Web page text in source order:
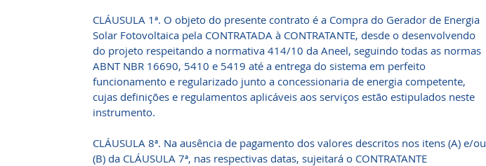
CLÁUSULA 1ª. O objeto do presente contrato é a Compra do Gerador de Energia
Solar Fotovoltaica pela CONTRATADA à CONTRATANTE, desde o desenvolvendo
do projeto respeitando a normativa 414/10 da Aneel, seguindo todas as normas
ABNT NBR 16690, 5410 e 5419 até a entrega do sistema em perfeito
funcionamento e regularizado junto a concessionaria de energia competente,
cujas definições e regulamentos aplicáveis aos serviços estão estipulados neste
instrumento.
CLÁUSULA 8ª. Na ausência de pagamento dos valores descritos nos itens (A) e/ou
(B) da CLÁUSULA 7ª, nas respectivas datas, sujeitará o CONTRATANTE